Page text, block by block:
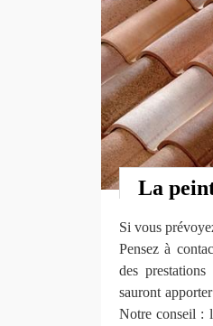
La
Si vous
Pensez à
des
sauront
Notre conseil :